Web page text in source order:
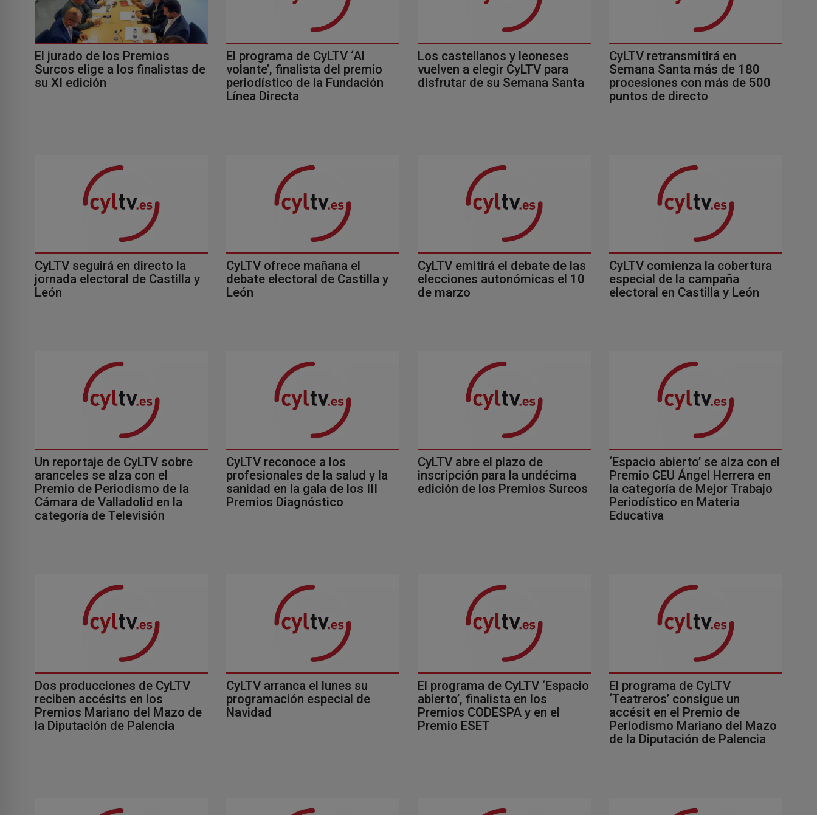
El jurado de los Premios
Surcos elige a los finalistas de
su XI edición
El programa de CyLTV ‘Al
volante’, finalista del premio
periodístico de la Fundación
Línea Directa
Los castellanos y leoneses
vuelven a elegir CyLTV para
disfrutar de su Semana Santa
CyLTV retransmitirá en
Semana Santa más de 180
procesiones con más de 500
puntos de directo
CyLTV seguirá en directo la
jornada electoral de Castilla y
León
CyLTV ofrece mañana el
debate electoral de Castilla y
León
CyLTV emitirá el debate de las
elecciones autonómicas el 10
de marzo
CyLTV comienza la cobertura
especial de la campaña
electoral en Castilla y León
Un reportaje de CyLTV sobre
aranceles se alza con el
Premio de Periodismo de la
Cámara de Valladolid en la
categoría de Televisión
CyLTV reconoce a los
profesionales de la salud y la
sanidad en la gala de los III
Premios Diagnóstico
CyLTV abre el plazo de
inscripción para la undécima
edición de los Premios Surcos
‘Espacio abierto’ se alza con el
Premio CEU Ángel Herrera en
la categoría de Mejor Trabajo
Periodístico en Materia
Educativa
Dos producciones de CyLTV
reciben accésits en los
Premios Mariano del Mazo de
la Diputación de Palencia
CyLTV arranca el lunes su
programación especial de
Navidad
El programa de CyLTV ‘Espacio
abierto’, finalista en los
Premios CODESPA y en el
Premio ESET
El programa de CyLTV
‘Teatreros’ consigue un
accésit en el Premio de
Periodismo Mariano del Mazo
de la Diputación de Palencia